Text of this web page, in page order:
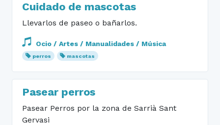
Cuidado de mascotas
Llevarlos de paseo o bañarlos.
Ocio / Artes / Manualidades / Música
perros mascotas
Pasear perros
Pasear Perros por la zona de Sarrià Sant
Gervasi